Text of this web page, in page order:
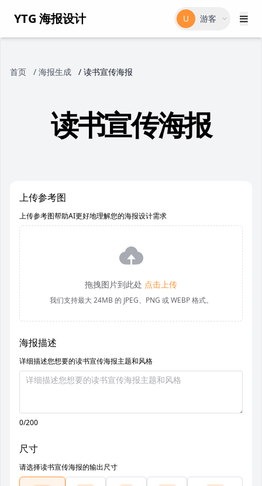
YTG 海报设计 U 游客
首页 / 海报生成 / 读书宣传海报
读书宣传海报
上传参考图
上传参考图帮助AI更好地理解您的海报设计需求
拖拽图片到此处 点击上传
我们支持最大 24MB 的 JPEG、PNG 或 WEBP 格式。
海报描述
详细描述您想要的读书宣传海报主题和风格
0/200
尺寸
请选择读书宣传海报的输出尺寸